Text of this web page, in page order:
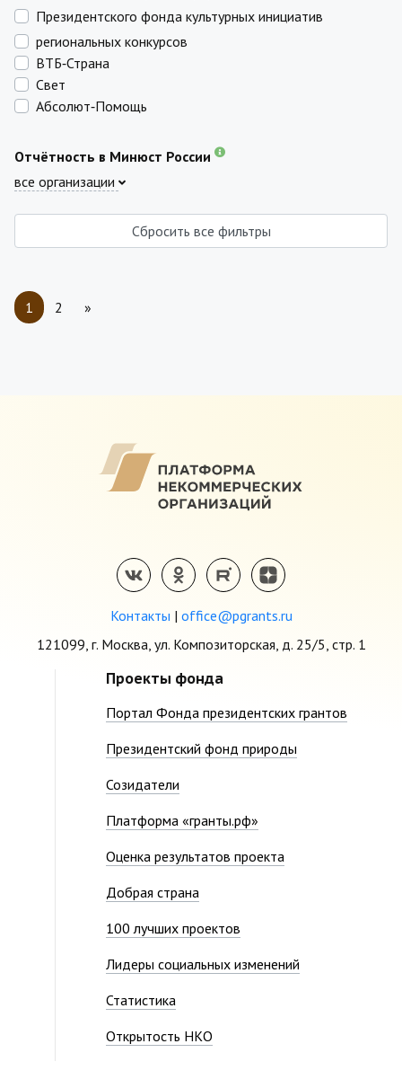
Президентского фонда культурных инициатив
региональных конкурсов
ВТБ‑Страна
Свет
Абсолют‑Помощь
Отчётность в Минюст России
все организации
Сбросить все фильтры
1 2 »
Контакты | office@pgrants.ru
121099, г. Москва, ул. Композиторская, д. 25/5, стр. 1
Проекты фонда
Портал Фонда президентских грантов
Президентский фонд природы
Созидатели
Платформа «гранты.рф»
Оценка результатов проекта
Добрая страна
100 лучших проектов
Лидеры социальных изменений
Статистика
Открытость НКО